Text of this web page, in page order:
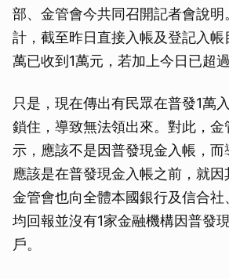
部、金管會今共同召開記者會說
計，截至昨日直接入帳及登記入
萬已收到1萬元，若加上今日已超
只是，現在傳出有民眾在普發1萬
鎖住，導致無法領出來。對此，
示，應該不是因普發現金入帳，而
應該是在普發現金入帳之前，就因
金管會也向全體本國銀行及信合社
均回報並沒有1家金融機構因普發
戶。